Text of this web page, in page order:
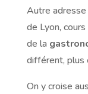
Autre
de Lyon,
de la
différent, plus
On y croise